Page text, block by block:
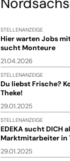
STELLENANZEIGE
Hier warten Jobs
sucht Monteure
21.04.2026
STELLENANZEIGE
Du liebst Frische?
Theke!
29.01.2025
STELLENANZEIGE
EDEKA sucht DICH
Marktmitarbeiter in
29.01.2025